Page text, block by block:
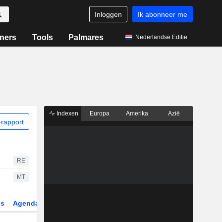
Inloggen Ik abonneer me
Tools Palmares Nederlandse Editie
RE
MT
Agenda
Indexen Europa Amerika Azië